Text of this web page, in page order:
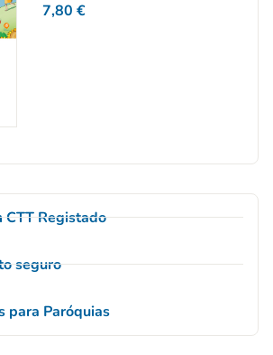
7,80€
CTT Registado
seguro
para Paróquias